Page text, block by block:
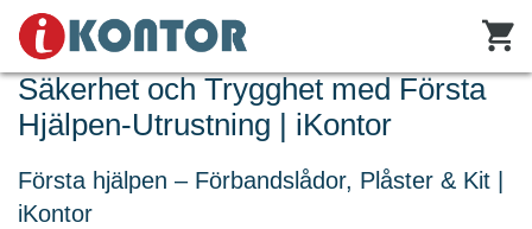
Säkerhet och Trygghet med Första
Hjälpen-Utrustning | iKontor
Första hjälpen – Förbandslådor, Plåster & Kit |
iKontor